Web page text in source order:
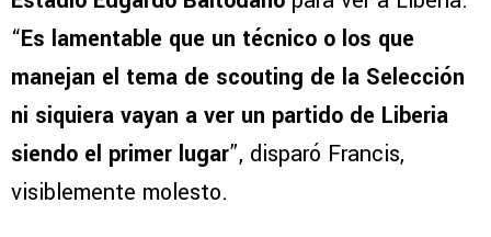
“Es lamentable que un técnico o los que
manejan el tema de scouting de la Selección
ni siquiera vayan a ver un partido de Liberia
siendo el primer lugar”, disparó Francis,
visiblemente molesto.